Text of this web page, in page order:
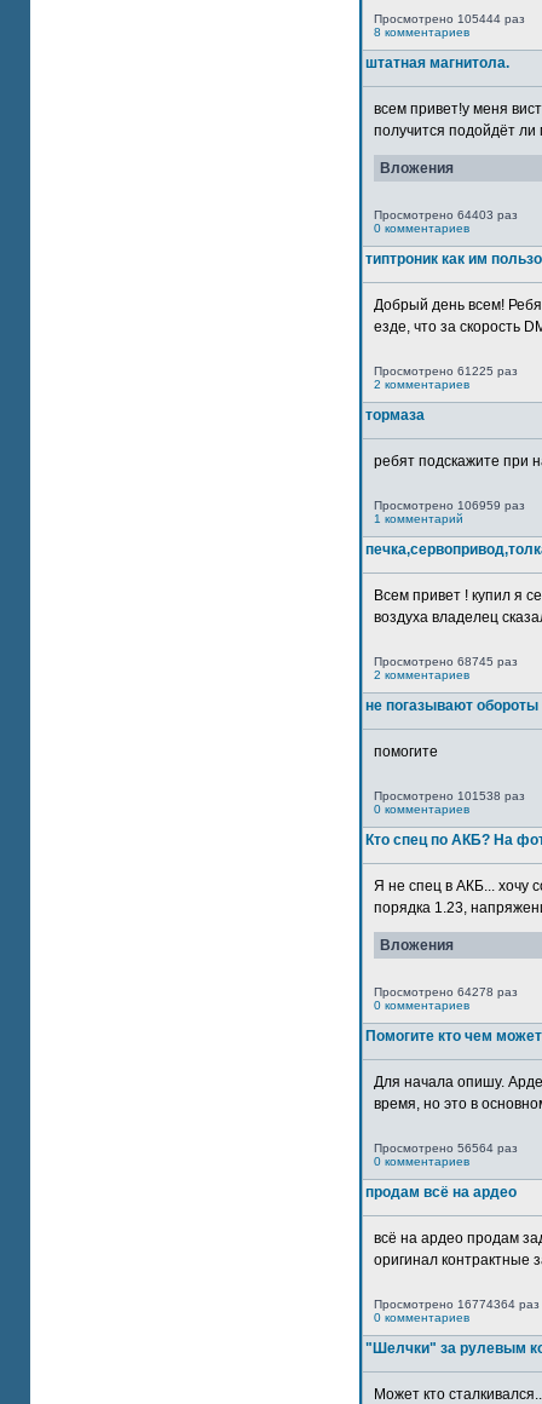
Просмотрено 105444 раз
8 комментариев
штатная магнитола.
всем привет!у меня
получится подойдёт ли
Вложения
Просмотрено 64403 раз
0 комментариев
типтроник как им
Добрый день всем!
езде, что за скорость
Просмотрено 61225 раз
2 комментариев
тормаза
ребят подскажите при
Просмотрено 106959 раз
1 комментарий
Всем привет ! купил я
воздуха владелец
Просмотрено 68745 раз
2 комментариев
не погазывают обороты
помогите
Просмотрено 101538 раз
0 комментариев
Кто спец по АКБ? На
Я не спец в АКБ... хочу
порядка 1.23,
Вложения
Просмотрено 64278 раз
0 комментариев
Помогите кто чем может
Для начала опишу.
время, но это в
Просмотрено 56564 раз
0 комментариев
продам всё на ардео
всё на ардео продам
оригинал контрактные
Просмотрено 16774364 раз
0 комментариев
"Шелчки" за рулевым
Может кто